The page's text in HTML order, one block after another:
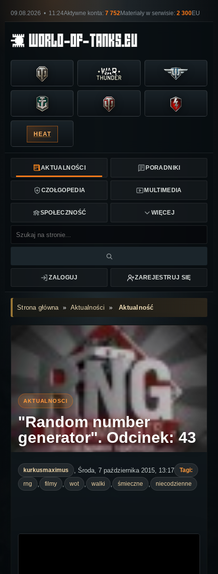
09.08.2026 • 11:24Aktywne konta: 7 752Materiały w serwisie: 2 300EU
HEAT
AKTUALNOŚCI PORADNIKI
CZOŁGOPEDIA MULTIMEDIA
SPOŁECZNOŚĆ WIĘCEJ
ZALOGUJ ZAREJESTRUJ SIĘ
Strona główna» Aktualności »Aktualność
"Random number
generator". Odcinek: 43
kurkusmaximus , Środa, 7 października 2015, 13:17
Tagi:
rng
filmy wot walki śmieczne niecodzienne